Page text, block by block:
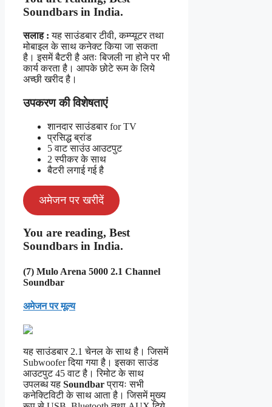
Soundbars in India.
सलाह :यह साउंडबार टीवी, कम्प्यूटर तथा
मोबाइल के साथ कनेक्ट किया जा सकता
है। इसमें बैटरी है अतः बिजली ना होने पर भी
कार्य करता है। आपके छोटे रूम के लिये
अच्छी खरीद है।
उपकरण की विशेषताएं
शानदार साउंडबार for TV
प्रसिद्ध ब्रांड
5 वाट साउंउ आउटपुट
2 स्पीकर के साथ
बैटरी लगाई गई है
अमेजन पर खरीदें
You are reading, Best
Soundbars in India.
(7) Mulo Arena 5000 2.1 Channel
Soundbar
अमेजन पर मूल्य
यह साउंडबार 2.1 चेनल के साथ है। जिसमें
Subwoofer दिया गया है। इसका साउंड
आउटपुट 45 वाट है। रिमोट के साथ
उपलब्ध यह Soundbarप्रायः सभी
कनेक्टिविटी के साथ आता है। जिसमें मुख्य